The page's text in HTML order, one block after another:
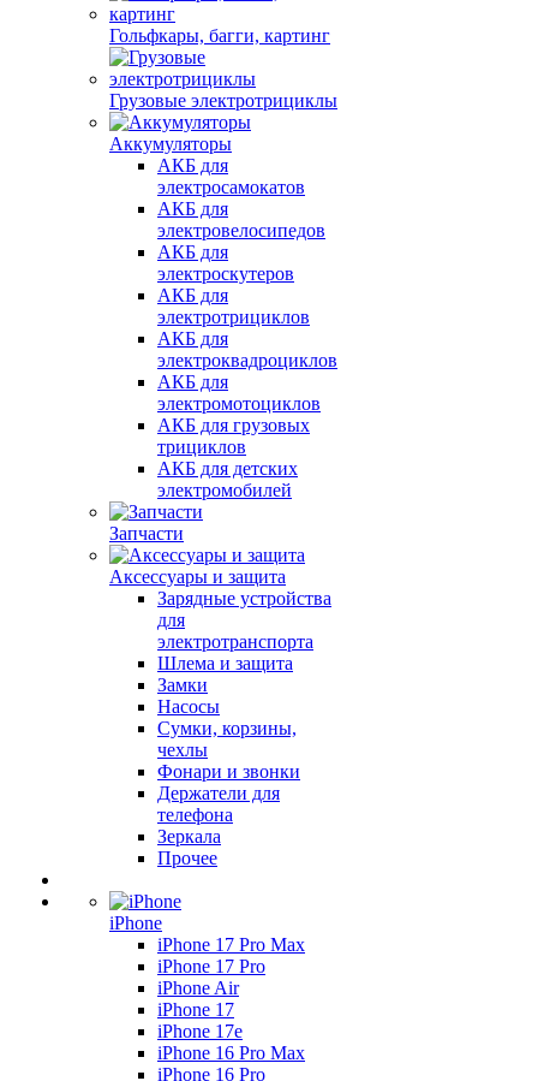
Гольфкары, багги, картинг
Грузовые электротрициклы
Аккумуляторы
АКБ для
электросамокатов
АКБ для
электровелосипедов
АКБ для
электроскутеров
АКБ для
электротрициклов
АКБ для
электроквадроциклов
АКБ для
электромотоциклов
АКБ для грузовых
трициклов
АКБ для детских
электромобилей
Запчасти
Аксессуары и защита
Зарядные устройства
для
электротранспорта
Шлема и защита
Замки
Насосы
Сумки, корзины,
чехлы
Фонари и звонки
Держатели для
телефона
Зеркала
Прочее
iPhone
iPhone 17 Pro Max
iPhone 17 Pro
iPhone Air
iPhone 17
iPhone 17e
iPhone 16 Pro Max
iPhone 16 Pro